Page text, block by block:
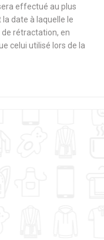
effectué au plus
date à laquelle le
rétractation, en
celui utilisé lors de la